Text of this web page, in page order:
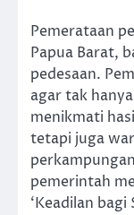
Pemerataan
Papua Barat,
pedesaan.
agar tak
menikmati
tetapi juga
pemerintah
‘Keadilan bagi